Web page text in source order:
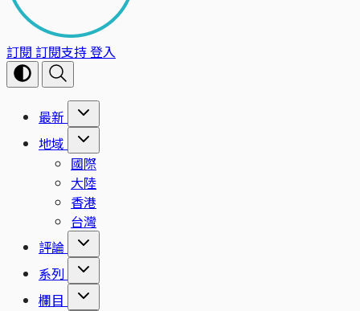
訂閱 訂閱支持登入
最新
地域
國際
大陸
香港
台灣
評論
系列
欄目